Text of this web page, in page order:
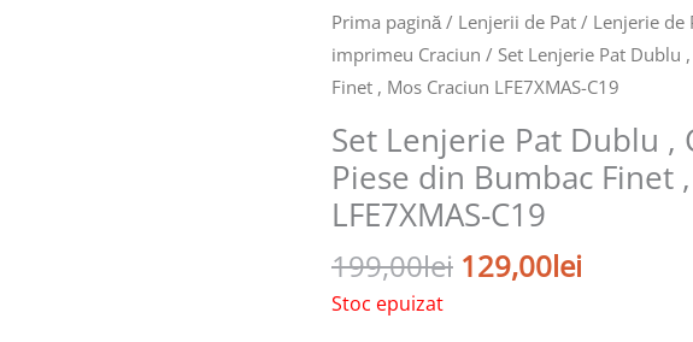
Prima pagină/ Lenjerii de Pat/ Lenjerie de
imprimeu Craciun / Set Lenjerie Pat Dublu
Finet , Mos Craciun LFE7XMAS-C19
Set Lenjerie Pat Dublu ,
Piese din Bumbac Finet
LFE7XMAS-C19
199,00lei
Prețul
inițial
a
fost:
199,00lei.
129,00lei
Prețul
curent
este:
Stoc epuizat